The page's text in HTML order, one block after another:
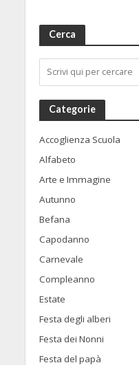
Cerca
Categorie
Accoglienza Scuola
Alfabeto
Arte e Immagine
Autunno
Befana
Capodanno
Carnevale
Compleanno
Estate
Festa degli alberi
Festa dei Nonni
Festa del papà